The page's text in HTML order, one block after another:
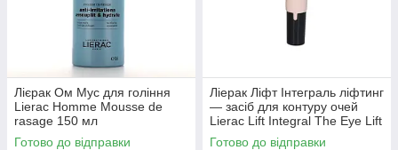
Лієрак Ом Мус для гоління
Lierac Homme Mousse de
rasage 150 мл
Готово до відправки
Ліерак Ліфт Інтеграль ліфтинг
— засіб для контуру очей
Lierac Lift Integral The Eye Lift
Care 15 мл
Готово до відправки